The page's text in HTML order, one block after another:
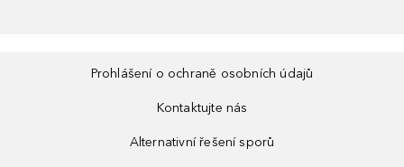
Prohlášení o ochraně osobních údajů
Kontaktujte nás
Alternativní řešení sporů